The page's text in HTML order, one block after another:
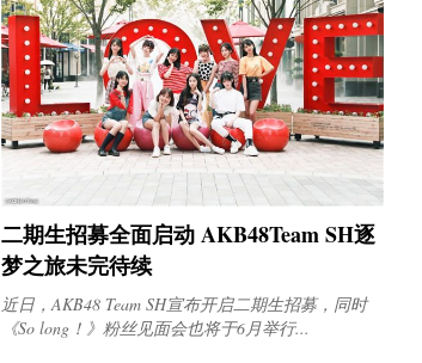
二期生招募全面启动 AKB48Team SH逐
梦之旅未完待续
近日，AKB48 Team SH宣布开启二期生招募，同时
《So long！》粉丝见面会也将于6月举行...